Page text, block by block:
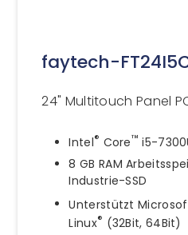
faytech-
24" Multitouch Panel
Intel® Core™ i5-
8 GB RAM
Industrie-SSD
Unterstützt
Linux® (32Bit, 64Bit)